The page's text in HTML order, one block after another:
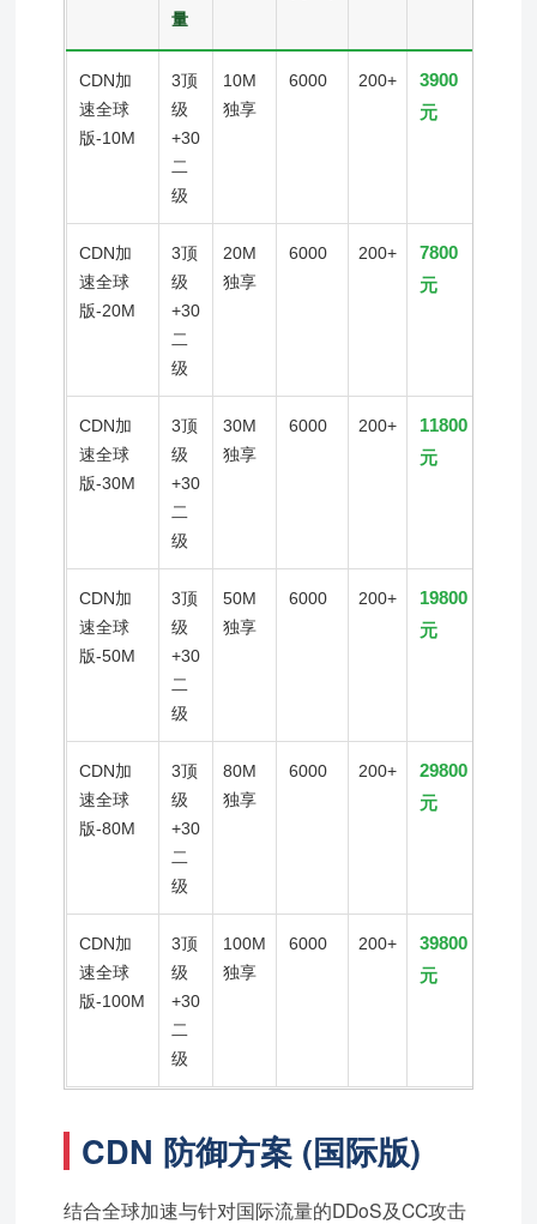
量
CDN加
速全球
版-10M
3顶
级
+30
二
级
10M
独享
6000 200+
3900
元
CDN加
速全球
版-20M
3顶
级
+30
二
级
20M
独享
6000 200+
7800
元
CDN加
速全球
版-30M
3顶
级
+30
二
级
30M
独享
6000 200+
11800
元
CDN加
速全球
版-50M
3顶
级
+30
二
级
50M
独享
6000 200+
19800
元
CDN加
速全球
版-80M
3顶
级
+30
二
级
80M
独享
6000 200+
29800
元
CDN加
速全球
版-100M
3顶
级
+30
二
级
100M
独享
6000 200+
39800
元
CDN 防御方案 (国际版)
结合全球加速与针对国际流量的DDoS及CC攻击